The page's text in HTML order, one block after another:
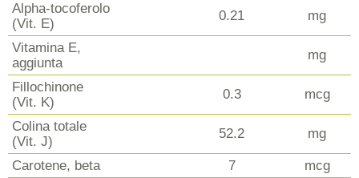
Alpha-tocoferolo
(Vit. E)
0.21 mg
Vitamina E,
aggiunta
mg
Fillochinone
(Vit. K)
0.3 mcg
Colina totale
(Vit. J)
52.2 mg
Carotene, beta 7
mcg